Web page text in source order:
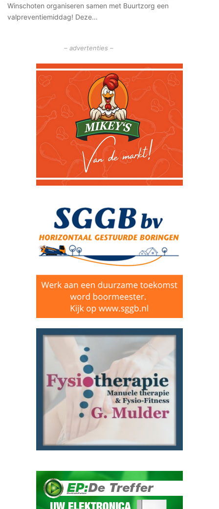
Winschoten organiseren samen met Buurtzorg een
valpreventiemiddag! Deze…
– advertenties –